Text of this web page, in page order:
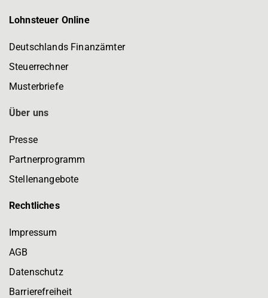
Lohnsteuer Online
Deutschlands Finanzämter
Steuerrechner
Musterbriefe
Über uns
Presse
Partnerprogramm
Stellenangebote
Rechtliches
Impressum
AGB
Datenschutz
Barrierefreiheit